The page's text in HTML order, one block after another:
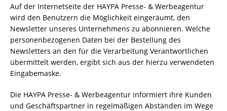
Auf der Internetseite der HAYPA Presse- & Werbeagentur
wird den Benutzern die Möglichkeit eingeräumt, den
Newsletter unseres Unternehmens zu abonnieren. Welche
personenbezogenen Daten bei der Bestellung des
Newsletters an den für die Verarbeitung Verantwortlichen
übermittelt werden, ergibt sich aus der hierzu verwendeten
Eingabemaske.
Die HAYPA Presse- & Werbeagentur informiert ihre Kunden
und Geschäftspartner in regelmäßigen Abständen im Wege